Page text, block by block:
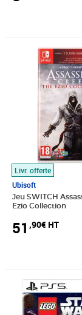
Livr. offerte
Ubisoft
Jeu SWITCH
Ezio Collection
51 ,90€ HT
Prix 51,90€ HT
Prix 38,11€ HT